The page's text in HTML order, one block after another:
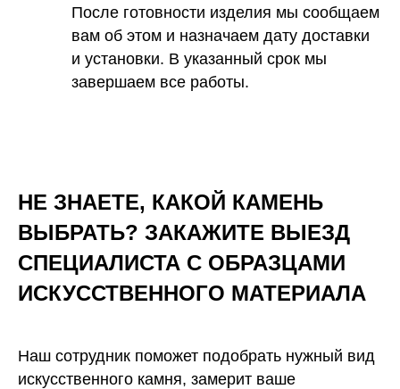
После готовности изделия мы сообщаем
вам об этом и назначаем дату доставки
и установки. В указанный срок мы
завершаем все работы.
НЕ ЗНАЕТЕ, КАКОЙ КАМЕНЬ
ВЫБРАТЬ? ЗАКАЖИТЕ ВЫЕЗД
СПЕЦИАЛИСТА С ОБРАЗЦАМИ
ИСКУССТВЕННОГО МАТЕРИАЛА
Наш сотрудник поможет подобрать нужный вид
искусственного камня, замерит ваше